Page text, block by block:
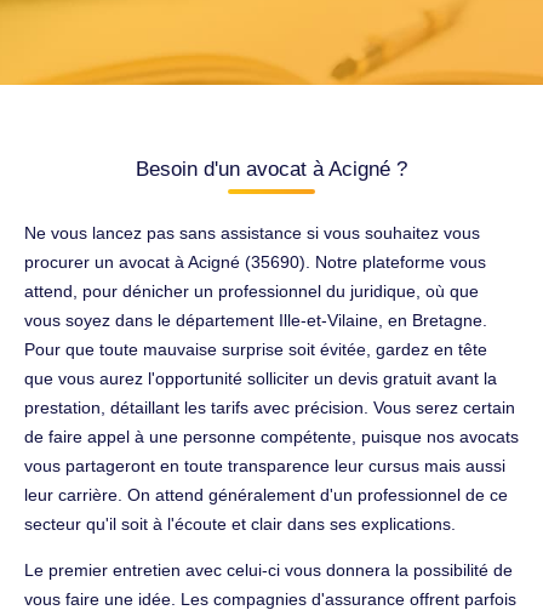
Besoin d'un avocat à Acigné ?
Ne vous lancez pas sans assistance si vous souhaitez vous
procurer un avocat à Acigné (35690). Notre plateforme vous
attend, pour dénicher un professionnel du juridique, où que
vous soyez dans le département Ille-et-Vilaine, en Bretagne.
Pour que toute mauvaise surprise soit évitée, gardez en tête
que vous aurez l'opportunité solliciter un devis gratuit avant la
prestation, détaillant les tarifs avec précision. Vous serez certain
de faire appel à une personne compétente, puisque nos avocats
vous partageront en toute transparence leur cursus mais aussi
leur carrière. On attend généralement d'un professionnel de ce
secteur qu'il soit à l'écoute et clair dans ses explications.
Le premier entretien avec celui-ci vous donnera la possibilité de
vous faire une idée. Les compagnies d'assurance offrent parfois